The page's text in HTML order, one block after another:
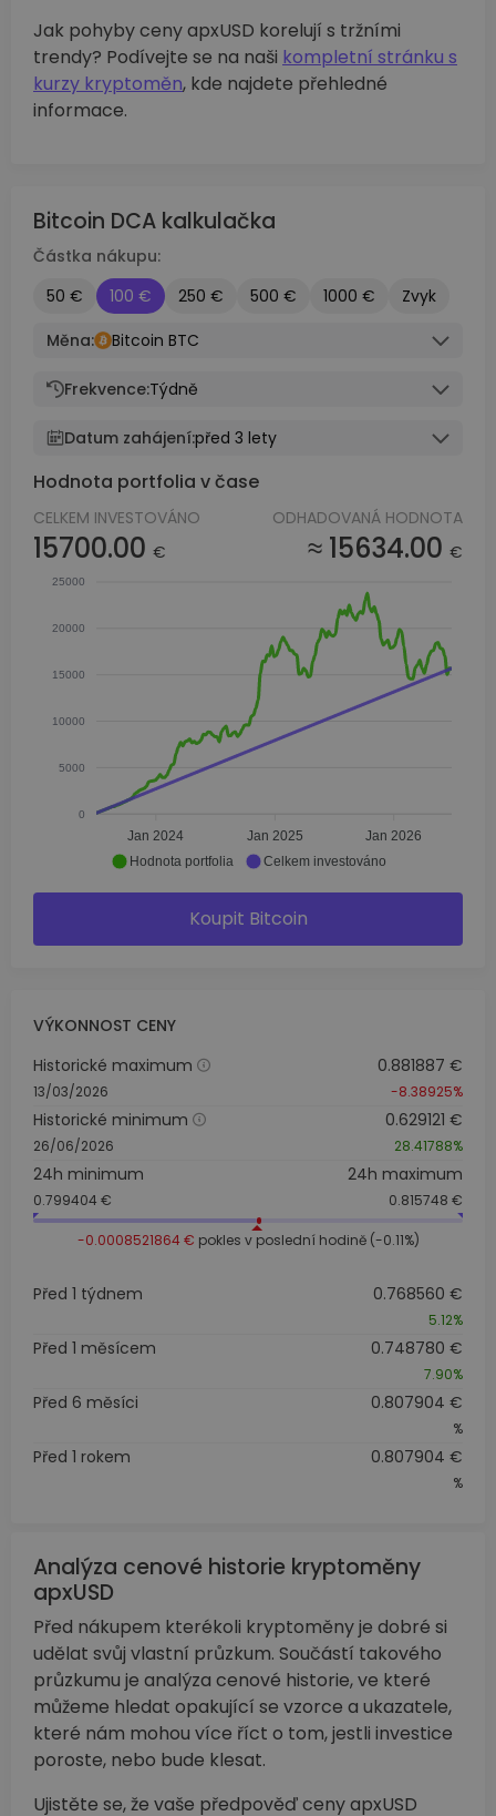
Jak pohyby ceny apxUSD korelují s tržními
trendy? Podívejte se na naši kompletní stránku s
kurzy kryptoměn, kde najdete přehledné
informace.
Bitcoin DCA kalkulačka
Částka nákupu:
50 €
100 € 250 € 500 € 1000 €
Zvyk
Měna:
Bitcoin BTC
Frekvence:Týdně
Datum zahájení:před 3 lety
Hodnota portfolia v čase
CELKEM INVESTOVÁNO
15700.00 €
ODHADOVANÁ HODNOTA
≈ 15634.00 €
25000
20000
15000
10000
5000
0
Jan 2024 Jan 2025 Jan 2026
Hodnota portfolia Celkem investováno
Koupit Bitcoin
VÝKONNOST CENY
Historické maximum
13/03/2026
0.881887 €
-8.38925%
Historické minimum
26/06/2026
0.629121 €
28.41788%
24h minimum
0.799404 €
24h maximum
0.815748 €
-0.0008521864 € pokles v poslední hodině (-0.11%)
Před 1 týdnem 0.768560 €
5.12%
Před 1 měsícem 0.748780 €
7.90%
Před 6 měsíci 0.807904 €
%
Před 1 rokem 0.807904 €
%
Analýza cenové historie kryptoměny
apxUSD
Před nákupem kterékoli kryptoměny je dobré si
udělat svůj vlastní průzkum. Součástí takového
průzkumu je analýza cenové historie, ve které
můžeme hledat opakující se vzorce a ukazatele,
které nám mohou více říct o tom, jestli investice
poroste, nebo bude klesat.
Ujistěte se, že vaše předpověď ceny apxUSD